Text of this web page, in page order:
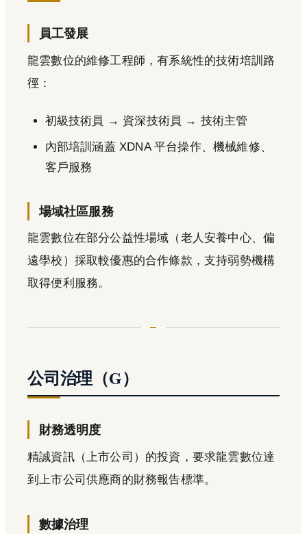
員工發展
龍雲數位的維修工程師，有系統性的技術培訓路
徑：
初級技術員 → 資深技術員 → 技術主管
內部培訓涵蓋 XDNA 平台操作、機械維修、
客戶服務
場域社區服務
龍雲數位在部分公益性場域（老人安養中心、偏
遠學校）採取較優惠的合作條款，支持弱勢機構
取得便利服務。
公司治理（G）
財務透明度
精誠資訊（上市公司）的投資，要求龍雲數位達
到上市公司供應商的財務報告標準。
數據治理